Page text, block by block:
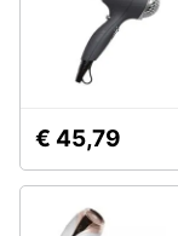
essenziali
Vedi
€ 45,79